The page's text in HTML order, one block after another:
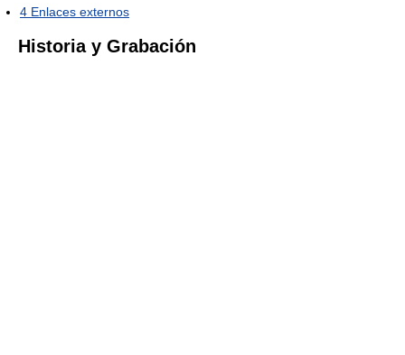
4 Enlaces externos
Historia y Grabación